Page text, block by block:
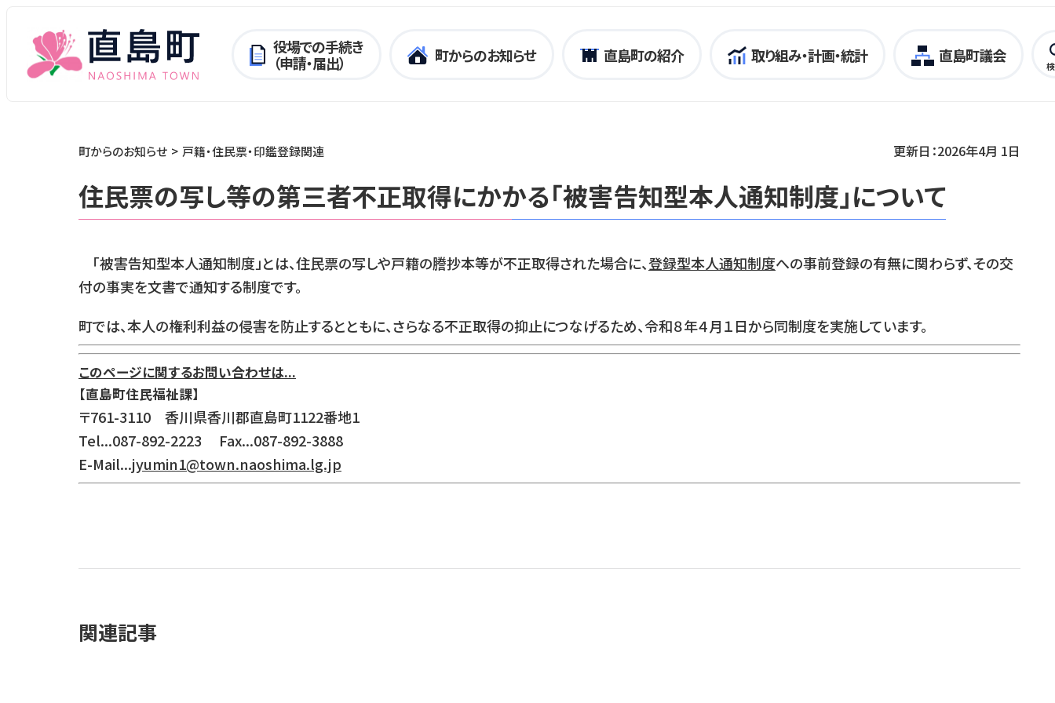
役場での手続き
（申請・届出）
町からのお知らせ 直島町の紹介 取り組み・計画・統計 直島町議会
町からのお知らせ 戸籍・住民票・印鑑登録関連 更新日：2026年4月 1日
住民票の写し等の第三者不正取得にかかる「被害告知型本人通知制度」について
「被害告知型本人通知制度」とは、住民票の写しや戸籍の謄抄本等が不正取得された場合に、登録型本人通知制度への事前登録の有無に関わらず、その交
付の事実を文書で通知する制度です。
町では、本人の権利利益の侵害を防止するとともに、さらなる不正取得の抑止につなげるため、令和８年４月１日から同制度を実施しています。
このページに関するお問い合わせは...
【直島町住民福祉課】
〒761-3110 香川県香川郡直島町1122番地1
Tel...087-892-2223 Fax...087-892-3888
E-Mail...jyumin1@town.naoshima.lg.jp
関連記事